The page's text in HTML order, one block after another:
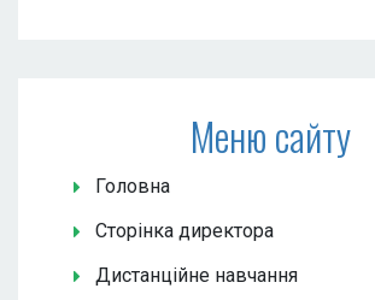
Меню сайту
Головна
Сторінка директора
Дистанційне навчання